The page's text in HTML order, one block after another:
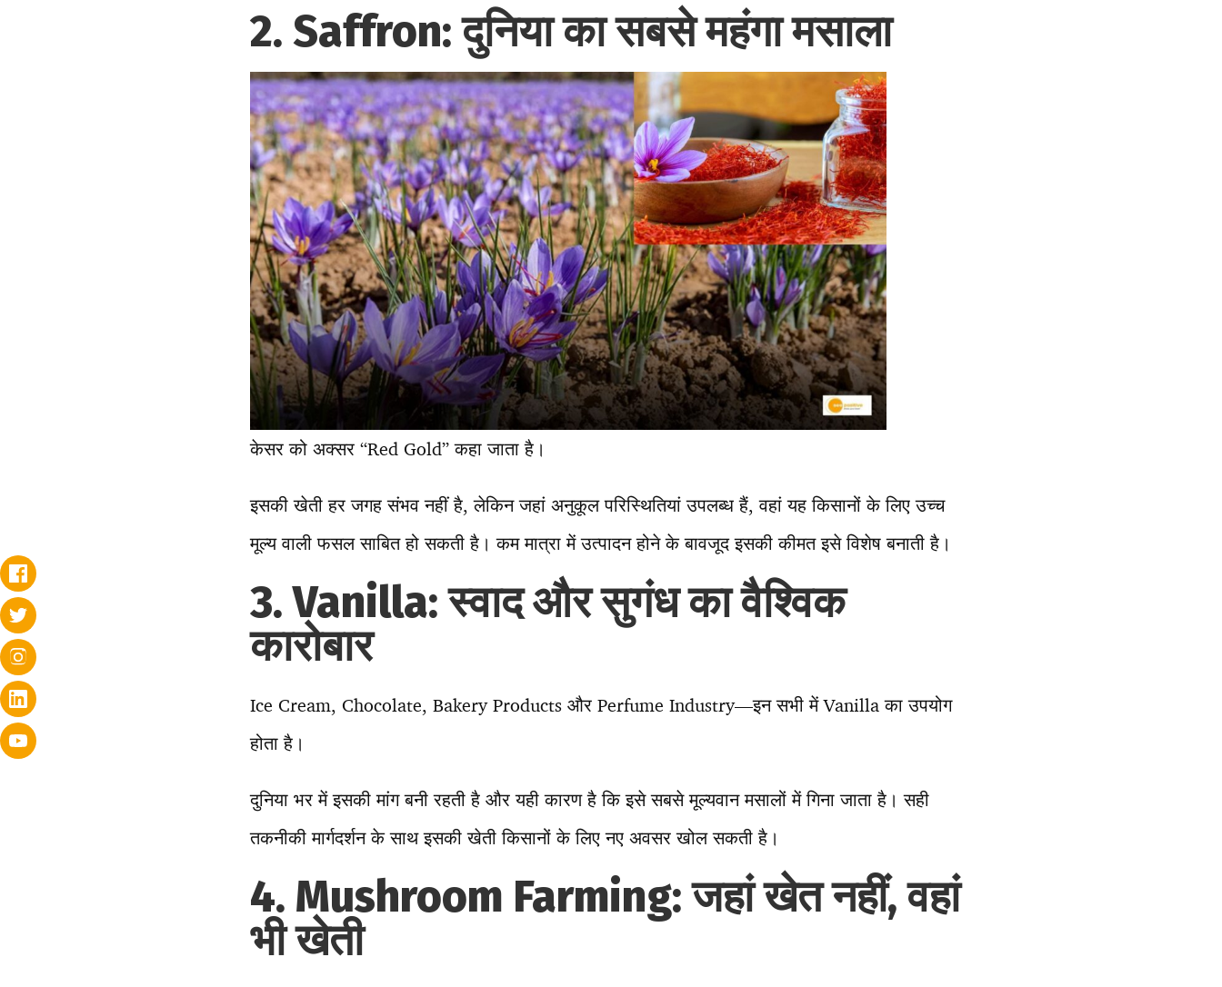
2. Saffron: दुनिया का सबसे महंगा मसाला
केसर को अक्सर “Red Gold” कहा जाता है।
इसकी खेती हर जगह संभव नहीं है, लेकिन जहां अनुकूल परिस्थितियां उपलब्ध हैं, वहां यह किसानों के लिए उच्च
मूल्य वाली फसल साबित हो सकती है। कम मात्रा में उत्पादन होने के बावजूद इसकी कीमत इसे विशेष बनाती है।
3. Vanilla: स्वाद और सुगंध का वैश्विक
कारोबार
Ice Cream, Chocolate, Bakery Products और Perfume Industry—इन सभी में Vanilla का उपयोग
होता है।
दुनिया भर में इसकी मांग बनी रहती है और यही कारण है कि इसे सबसे मूल्यवान मसालों में गिना जाता है। सही
तकनीकी मार्गदर्शन के साथ इसकी खेती किसानों के लिए नए अवसर खोल सकती है।
4. Mushroom Farming: जहां खेत नहीं, वहां
भी खेती